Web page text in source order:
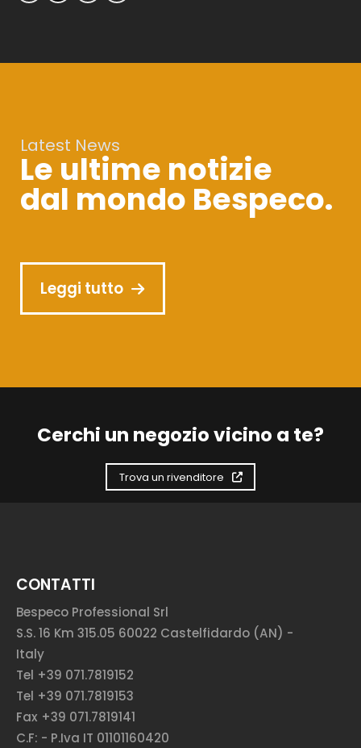
Latest News
Le ultime notizie
dal mondo Bespeco.
Leggi tutto
Cerchi un negozio vicino a te?
Trova un rivenditore
CONTATTI
Bespeco Professional Srl
S.S. 16 Km 315.05 60022 Castelfidardo (AN) -
Italy
Tel +39 071.7819152
Tel +39 071.7819153
Fax +39 071.7819141
C.F: - P.Iva IT 01101160420